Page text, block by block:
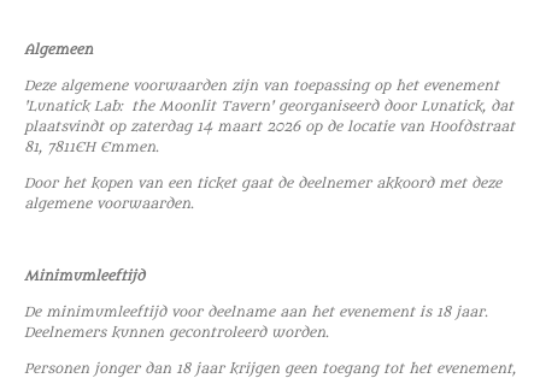
Algemeen
Deze algemene voorwaarden zijn van toepassing op het evenement
'Lunatick Lab: the Moonlit Tavern' georganiseerd door Lunatick, dat
plaatsvindt op zaterdag 14 maart 2026 op de locatie van Hoofdstraat
81, 7811EH Emmen.
Door het kopen van een ticket gaat de deelnemer akkoord met deze
algemene voorwaarden.
Minimumleeftijd
De minimumleeftijd voor deelname aan het evenement is 18 jaar.
Deelnemers kunnen gecontroleerd worden.
Personen jonger dan 18 jaar krijgen geen toegang tot het evenement,